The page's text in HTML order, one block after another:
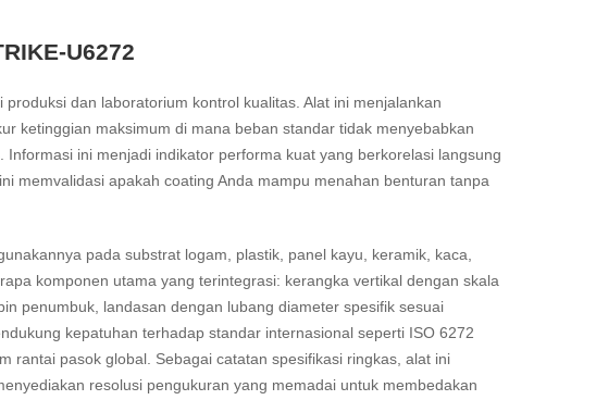
U6272
dan laboratorium kontrol kualitas. Alat ini menjalankan
ketinggian maksimum di mana beban standar tidak menyebabkan
ini menjadi indikator performa kuat yang berkorelasi langsung
memvalidasi apakah coating Anda mampu menahan benturan tanpa
pada substrat logam, plastik, panel kayu, keramik, kaca,
komponen utama yang terintegrasi: kerangka vertikal dengan skala
penumbuk, landasan dengan lubang diameter spesifik sesuai
kepatuhan terhadap standar internasional seperti ISO 6272
rantai pasok global. Sebagai catatan spesifikasi ringkas, alat ini
resolusi pengukuran yang memadai untuk membedakan